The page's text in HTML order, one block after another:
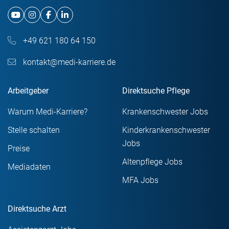
+49 621 180 64 150
kontakt@medi-karriere.de
Arbeitgeber
Warum Medi-Karriere?
Stelle schalten
Preise
Mediadaten
Direktsuche Pflege
Krankenschwester Jobs
Kinderkrankenschwester
Jobs
Altenpflege Jobs
MFA Jobs
Direktsuche Arzt